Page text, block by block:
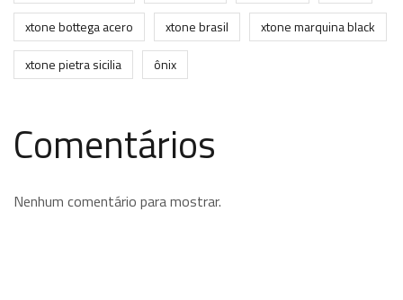
xtone bottega acero
xtone brasil
xtone marquina black
xtone pietra sicilia
ônix
Comentários
Nenhum comentário para mostrar.